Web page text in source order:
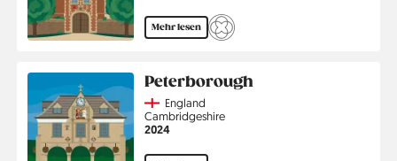
Mehr lesen
Peterborough
CountryEngland
Region
Cambridgeshire
Jahr
2024